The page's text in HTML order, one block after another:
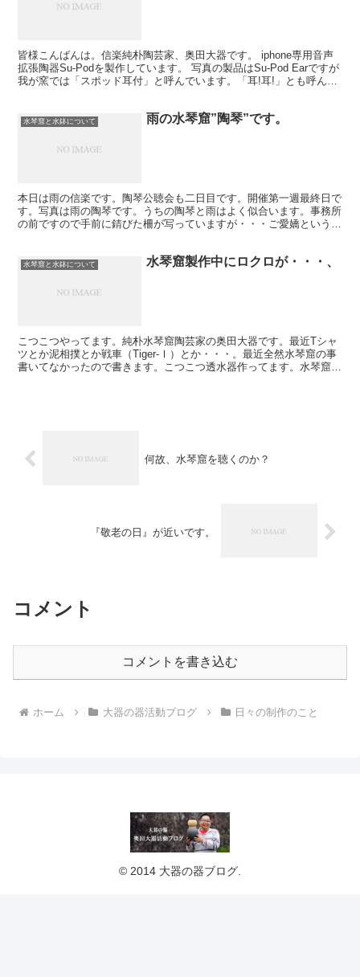
皆様こんばんは。信楽純朴陶芸家、奥田大器です。 iphone専用音声
拡張陶器Su-Podを製作しています。 写真の製品はSu-Pod Earですが
我が窯では「スポッド耳付」と呼んでいます。「耳!耳!」とも呼んで
水琴窟と水鉢について 雨の水琴窟”陶琴”です。
本日は雨の信楽です。陶琴公聴会も二日目です。開催第一週最終日で
す。写真は雨の陶琴です。うちの陶琴と雨はよく似合います。事務所
の前ですので手前に錆びた柵が写っていますが・・・ご愛嬌という事
水琴窟と水鉢について 水琴窟製作中にロクロが・・・、
こつこつやってます。純朴水琴窟陶芸家の奥田大器です。最近Tシャ
ツとか泥相撲とか戦車（Tiger-Ⅰ）とか・・・。最近全然水琴窟の事
書いてなかったので書きます。こつこつ透水器作ってます。水琴窟も
何故、水琴窟を聴くのか？
『敬老の日』が近いです。
コメント
コメントを書き込む
ホーム 大器の器活動ブログ 日々の制作のこと
© 2014 大器の器ブログ.